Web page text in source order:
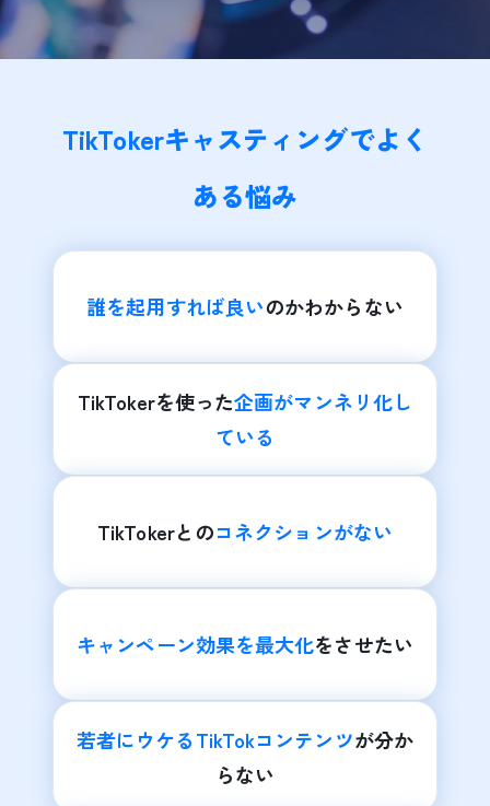
TikTokerキャスティングでよく
ある悩み
誰を起用すれば良いのかわからない
TikTokerを使った企画がマンネリ化し
ている
TikTokerとのコネクションがない
キャンペーン効果を最大化をさせたい
若者にウケるTikTokコンテンツが分か
らない